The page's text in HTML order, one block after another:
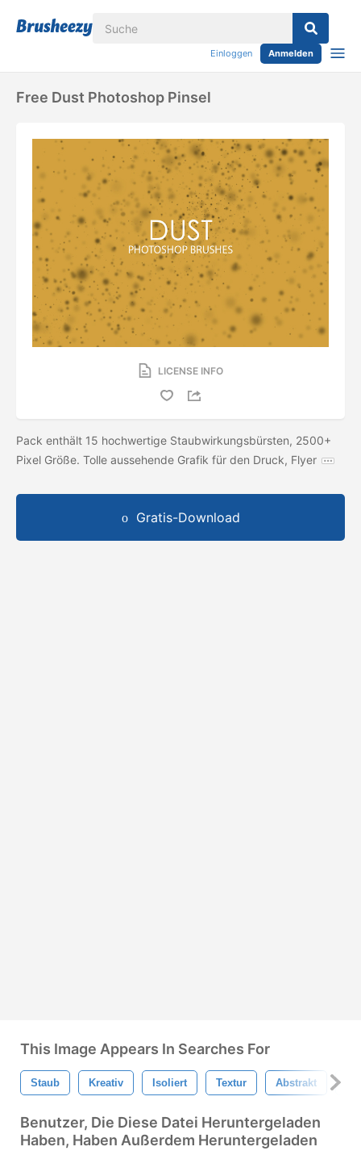
Einloggen Anmelden
Free Dust Photoshop Pinsel
LICENSE INFO
Pack enthält 15 hochwertige Staubwirkungsbürsten, 2500+
Pixel Größe. Tolle aussehende Grafik für den Druck, Flyer
Gratis-Download
This Image Appears In Searches For
Staub Kreativ Isoliert Textur Abstrakt
Benutzer, Die Diese Datei Heruntergeladen
Haben, Haben Außerdem Heruntergeladen